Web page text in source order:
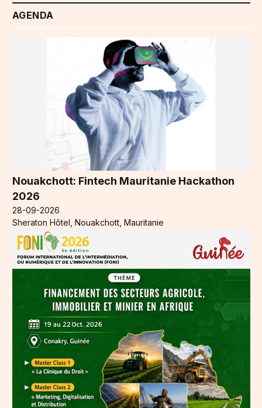
AGENDA
Nouakchott: Fintech Mauritanie Hackathon
2026
28-09-2026
Sheraton Hôtel, Nouakchott, Mauritanie